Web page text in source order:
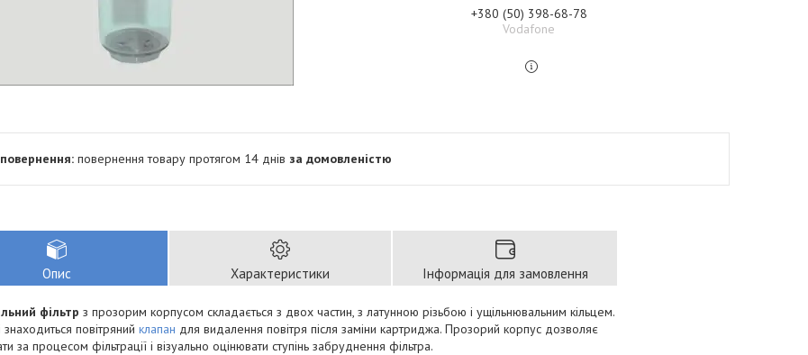
+380 (50) 398-68-78
Vodafone
повернення товару протягом 14 днів за домовленістю
Опис Характеристики Інформація для замовлення
фільтр з прозорим корпусом складається з двох частин, з латунною різьбою і ущільнювальним кільцем.
знаходиться повітряний клапан для видалення повітря після заміни картриджа. Прозорий корпус дозволяє
за процесом фільтрації і візуально оцінювати ступінь забруднення фільтра.